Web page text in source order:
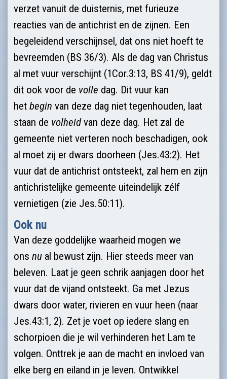
verzet vanuit de duisternis, met furieuze
reacties van de antichrist en de zijnen. Een
begeleidend verschijnsel, dat ons niet hoeft te
bevreemden (BS 36/3). Als de dag van Christus
al met vuur verschijnt (1Cor.3:13, BS 41/9), geldt
dit ook voor de volle dag. Dit vuur kan
het begin van deze dag niet tegenhouden, laat
staan de volheidvan deze dag. Het zal de
gemeente niet verteren noch beschadigen, ook
al moet zij er dwars doorheen (Jes.43:2). Het
vuur dat de antichrist ontsteekt, zal hem en zijn
antichristelijke gemeente uiteindelijk zélf
vernietigen (zie Jes.50:11).
Ook nu
Van deze goddelijke waarheid mogen we
ons nu al bewust zijn. Hier steeds meer van
beleven. Laat je geen schrik aanjagen door het
vuur dat de vijand ontsteekt. Ga met Jezus
dwars door water, rivieren en vuur heen (naar
Jes.43:1, 2). Zet je voet op iedere slang en
schorpioen die je wil verhinderen het Lam te
volgen. Onttrek je aan de macht en invloed van
elke berg en eiland in je leven. Ontwikkel